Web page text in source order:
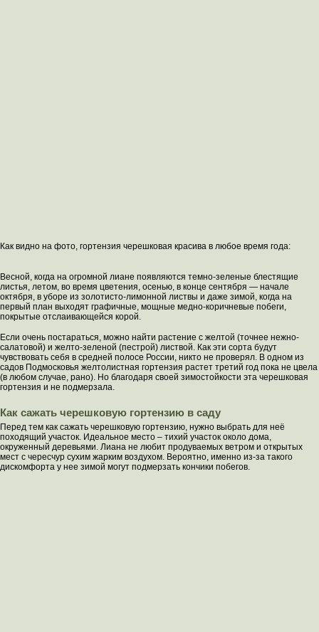
Как видно на фото, гортензия черешковая красива в любое время года:
Весной, когда на огромной лиане появляются темно-зеленые блестящие
листья, летом, во время цветения, осенью, в конце сентября — начале
октября, в уборе из золотисто-лимонной листвы и даже зимой, когда на
первый план выходят графичные, мощные медно-коричневые побеги,
покрытые отслаивающейся корой.
Если очень постараться, можно найти растение с желтой (точнее нежно-
салатовой) и желто-зеленой (пестрой) листвой. Как эти сорта будут
чувствовать себя в средней полосе России, никто не проверял. В одном из
садов Подмосковья желтолистная гортензия растет третий год пока не цвела
(в любом случае, рано). Но благодаря своей зимостойкости эта черешковая
гортензия и не подмерзала.
Как сажать черешковую гортензию в саду
Перед тем как сажать черешковую гортензию, нужно выбрать для неё
походящий участок. Идеальное место – тихий участок около дома,
окруженный деревьями. Лиана не любит продуваемых ветром и открытых
мест с чересчур сухим жарким воздухом. Вероятно, именно из-за такого
дискомфорта у нее зимой могут подмерзать кончики побегов.